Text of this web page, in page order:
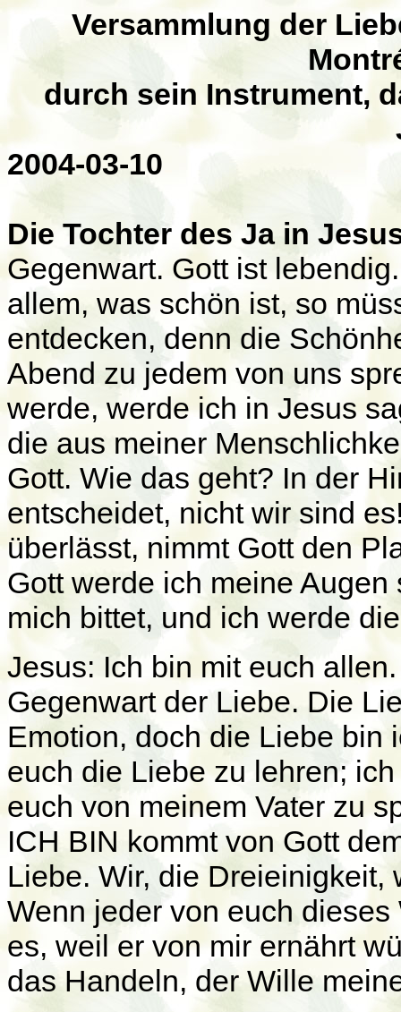
Versammlung der
durch sein Instrument,
2004-03-10
Die Tochter des Ja in
Gegenwart. Gott ist
allem, was schön ist, so
entdecken, denn die
Abend zu jedem von uns
werde, werde ich in Jesus
die aus meiner
Gott. Wie das geht? In der
entscheidet, nicht wir sind
überlässt, nimmt Gott den
Gott werde ich meine
mich bittet, und ich werde
Jesus: Ich bin mit euch
Gegenwart der Liebe. Die
Emotion, doch die Liebe bin
euch die Liebe zu lehren;
euch von meinem Vater zu
ICH BIN kommt von Gott
Liebe. Wir, die
Wenn jeder von euch
es, weil er von mir ernährt
das Handeln, der Wille